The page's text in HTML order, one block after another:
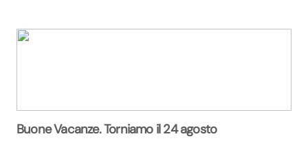
Buone Vacanze. Torniamo il 24 agosto